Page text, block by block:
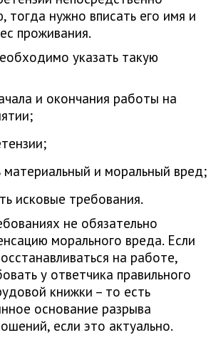
тогда нужно вписать его имя и
проживания.
указать такую
и окончания работы на
материальный и моральный вред;
исковые требования.
не обязательно
морального вреда. Если
на работе,
у ответчика правильного
книжки – то есть
основание разрыва
если это актуально.